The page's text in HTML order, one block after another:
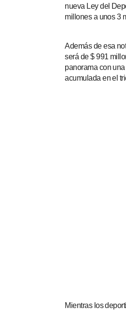
nueva Ley del
millones a unos 3
Además de esa
será de $ 991
panorama con
acumulada en el
Mientras los